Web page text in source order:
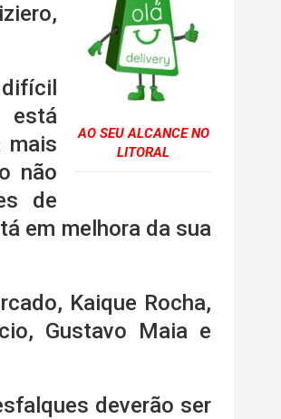
AO SEU ALCANCE NO
LITORAL
está
mais
não
de
em melhora da sua
Kaique Rocha,
Gustavo Maia e
deverão ser